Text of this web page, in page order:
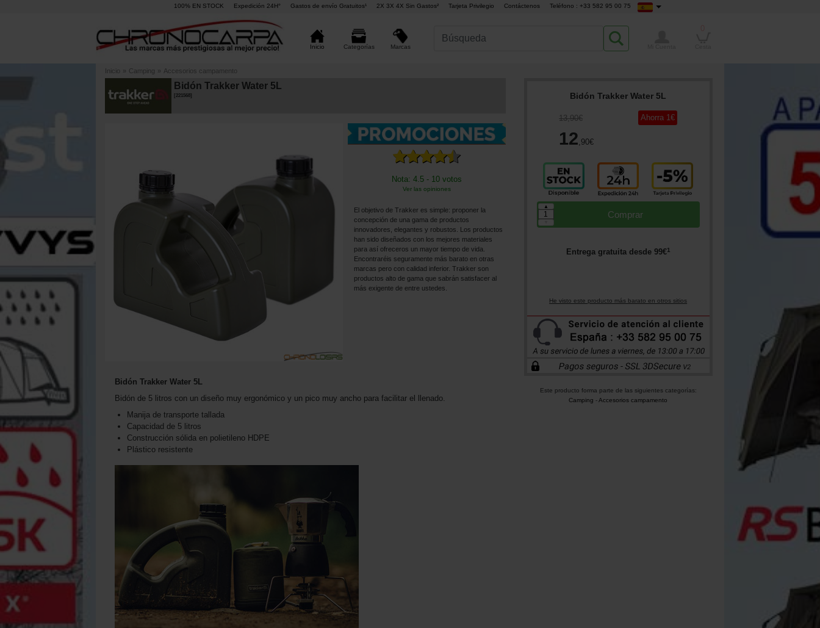
100% EN STOCK Expedición 24H° Gastos de envío Gratuitos¹ 2X 3X 4X Sin Gastos² Tarjeta Privilegio Contáctenos Teléfono : +33 582 95 00 75
Inicio Categorías Marcas
Inicio » Camping » Accesorios campamento
Bidón Trakker Water 5L
221568]
Nota: 4.5 - 10 votos
Ver las opiniones
El objetivo de Trakker es simple: proponer la
concepción de una gama de productos
innovadores, elegantes y robustos. Los productos
han sido diseñados con los mejores materiales
para así ofreceros un mayor tiempo de vida.
Encontraréis seguramente más barato en otras
marcas pero con calidad inferior. Trakker son
productos alto de gama que sabrán satisfacer al
más exigente de entre ustedes.
Bidón Trakker Water 5L
13,90€
12,90€
Ahorra 1€
Comprar
▲
Entrega gratuita desde 99€1
He visto este producto más barato en otros sitios
Este producto forma parte de las siguientes categorías:
Camping -Accesorios campamento
Bidón Trakker Water 5L
Bidón de 5 litros con un diseño muy ergonómico y un pico muy ancho para facilitar el llenado.
Manija de transporte tallada
Capacidad de 5 litros
Construcción sólida en polietileno HDPE
Plástico resistente